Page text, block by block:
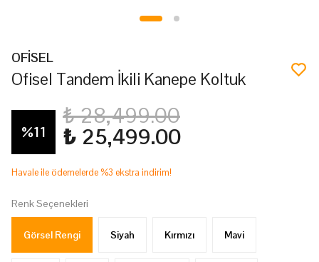
OFİSEL
Ofisel Tandem İkili Kanepe Koltuk
%11
₺ 28,499.00
₺ 25,499.00
Havale ile ödemelerde %3 ekstra indirim!
Renk Seçenekleri
Görsel Rengi Siyah Kırmızı Mavi